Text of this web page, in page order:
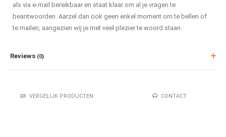
als via e-mail bereikbaar en staat klaar om al je vragen te
beantwoorden. Aarzel dan ook geen enkel moment om te bellen of
te mailen, aangezien wij je met veel plezier te woord staan.
Reviews (0)
VERGELIJK PRODUCTEN CONTACT